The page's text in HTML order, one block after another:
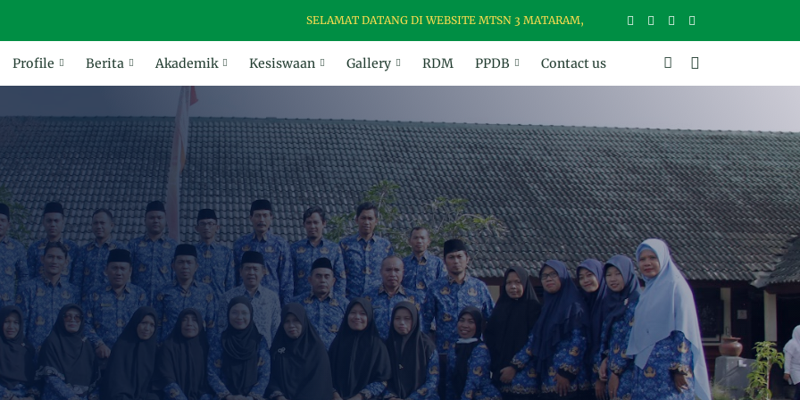
SELAMAT DATANG DI WEBSITE MTSN 3 MATARAM, MADRASAH USWAH (UNGGUL, SANTUN,
Profile Berita Akademik Kesiswaan Gallery RDM PPDB Contact us